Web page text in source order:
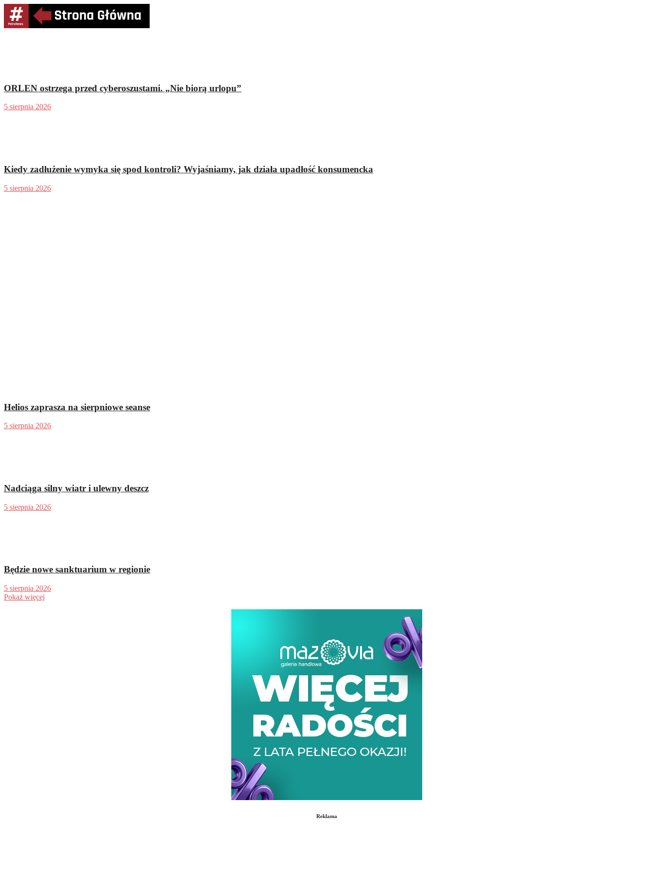
ORLEN ostrzega przed cyberoszustami. „Nie biorą urlopu”
5 sierpnia 2026
Kiedy zadłużenie wymyka się spod kontroli? Wyjaśniamy, jak działa upadłość konsumencka
5 sierpnia 2026
Helios zaprasza na sierpniowe seanse
5 sierpnia 2026
Nadciąga silny wiatr i ulewny deszcz
5 sierpnia 2026
Będzie nowe sanktuarium w regionie
5 sierpnia 2026
Pokaż więcej
Reklama